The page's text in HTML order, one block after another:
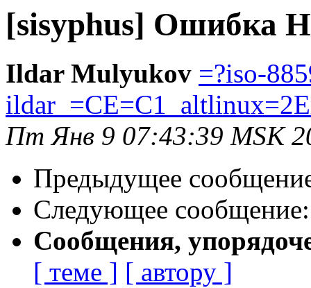
[sisyphus] Ошибка
Ildar Mulyukov =?iso-
Пт Янв 9 07:43:39 MSK
Предыдущее
Следующее
Сообщения,
[ теме ] [ автору ]